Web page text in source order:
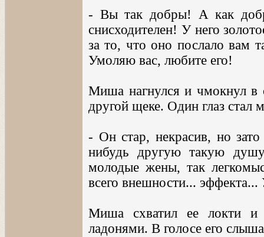
- Вы так добры! А как
снисходителен! У него
за то, что оно послало вам
Умоляю вас, любите его!
Миша нагнулся и чмокнул в
другой щеке. Один глаз стал
- Он стар, некрасив, но
нибудь другую такую
молодые жены, так
всего внешности...
Миша схватил ее локти
ладонями. В голосе его